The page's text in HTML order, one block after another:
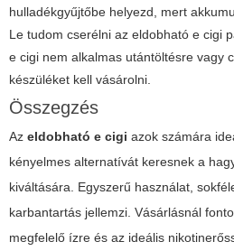
hulladékgyűjtőbe helyezd, mert
Le tudom cserélni az eldobható e cigi
e cigi nem alkalmas utántöltésre vagy
készüléket kell vásárolni.
Összegzés
Az eldobható e cigi azok számára
kényelmes alternatívát keresnek a
kiváltására. Egyszerű használat,
karbantartás jellemzi. Vásárlásnál
megfelelő ízre és az ideális